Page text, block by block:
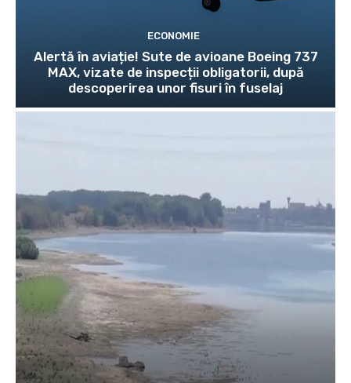
ECONOMIE
Alertă în aviație! Sute de avioane Boeing 737
MAX, vizate de inspecții obligatorii, după
descoperirea unor fisuri în fuselaj